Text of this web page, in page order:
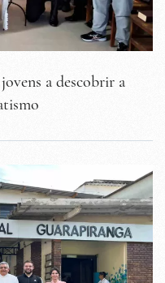
a descobrir a